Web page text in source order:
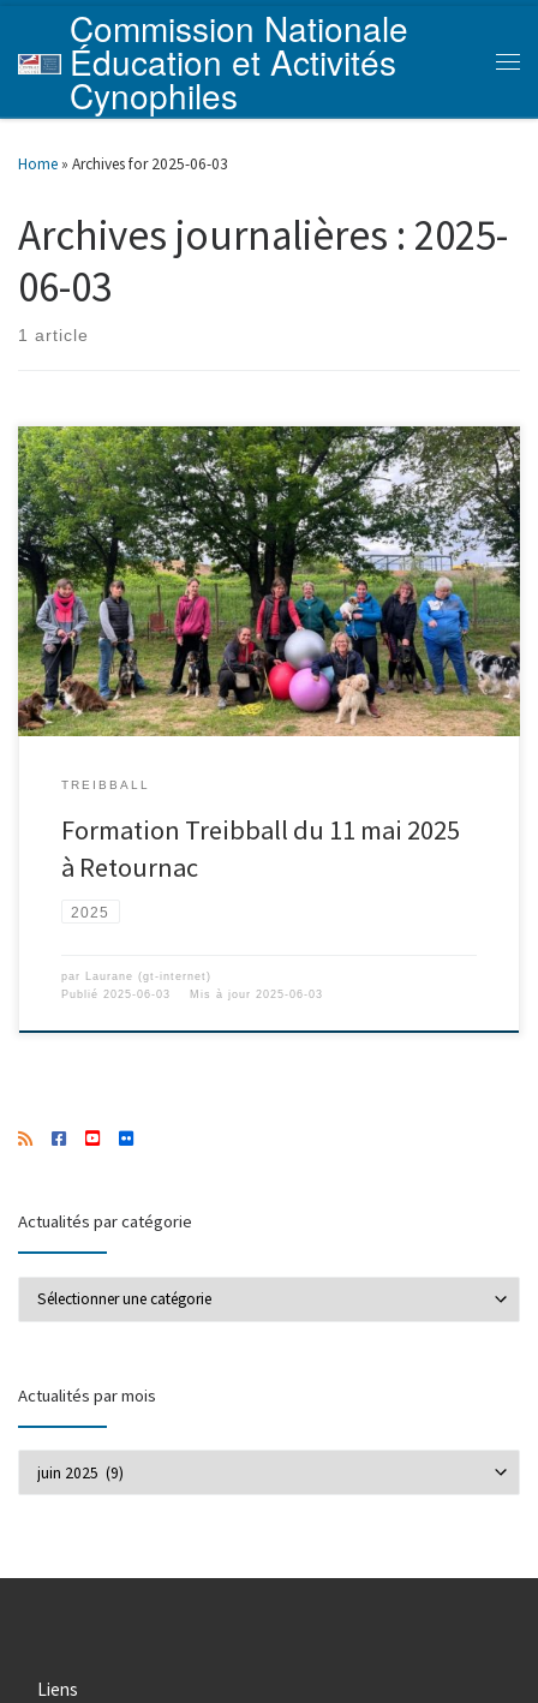
Skip to content
Commission Nationale
Éducation et Activités
Cynophiles
Home » Archives for 2025-06-03
Archives journalières : 2025-
06-03
1 article
TREIBBALL
Formation Treibball du 11 mai 2025
à Retournac
2025
par
Laurane (gt-internet)
Publié 2025-06-03 Mis à jour 2025-06-03
Actualités par catégorie
Actualités par mois
Liens